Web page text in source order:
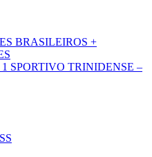
BRASILEIROS +
SPORTIVO TRINIDENSE –